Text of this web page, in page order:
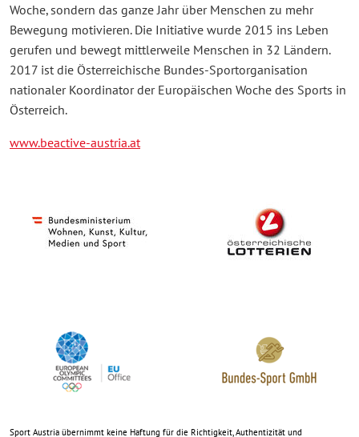
Woche, sondern das ganze Jahr über Menschen zu mehr
Bewegung motivieren. Die Initiative wurde 2015 ins Leben
gerufen und bewegt mittlerweile Menschen in 32 Ländern.
2017 ist die Österreichische Bundes-Sportorganisation
nationaler Koordinator der Europäischen Woche des Sports in
Österreich.
www.beactive-austria.at
Sport Austria übernimmt keine Haftung für die Richtigkeit, Authentizität und